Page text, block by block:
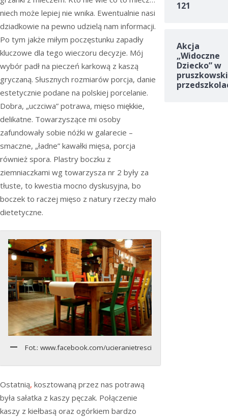
niech może lepiej nie wnika. Ewentualnie nasi
dziadkowie na pewno udzielą nam informacji.
Po tym jakże miłym poczęstunku zapadły
kluczowe dla tego wieczoru decyzje. Mój
wybór padł na pieczeń karkową z kaszą
gryczaną. Słusznych rozmiarów porcja, danie
estetycznie podane na polskiej porcelanie.
Dobra, „uczciwa” potrawa, mięso miękkie,
delikatne. Towarzyszące mi osoby
zafundowały sobie nóżki w galarecie –
smaczne, „ładne” kawałki mięsa, porcja
również spora. Plastry boczku z
ziemniaczkami wg towarzysza nr 2 były za
tłuste, to kwestia mocno dyskusyjna, bo
boczek to raczej mięso z natury rzeczy mało
dietetyczne.
Fot.: www.facebook.com/ucieranietresci
Ostatnią, kosztowaną przez nas potrawą
była sałatka z kaszy pęczak. Połączenie
kaszy z kiełbasą oraz ogórkiem bardzo
121
Akcja
„Widoczne
Dziecko” w